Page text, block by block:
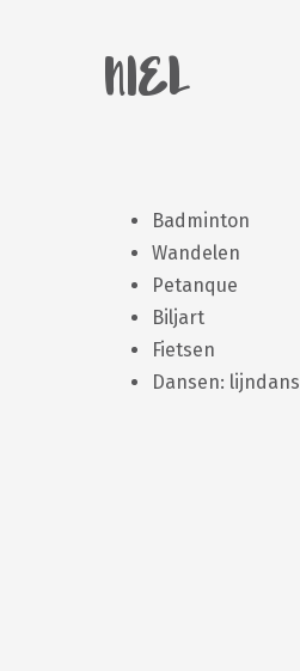
NIEL
Badminton
Wandelen
Petanque
Biljart
Fietsen
Dansen: lijndans